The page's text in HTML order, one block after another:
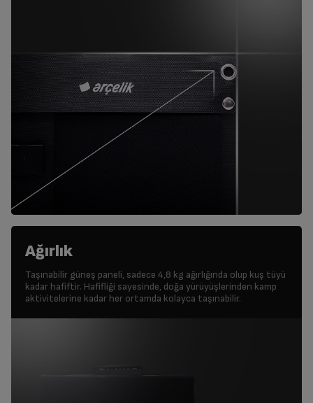
Ağırlık
Taşınabilir güneş paneli, sadece 4,8 kg ağırlığında olup kuş tüyü
kadar hafiftir. Hafifliği sayesinde, doğa yürüyüşlerinden kamp
aktivitelerine kadar her ortamda kolayca taşınabilir.